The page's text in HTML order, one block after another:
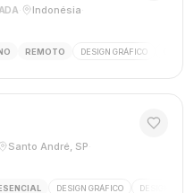
Indonésia
REMOTO DESIGN GRÁFICO
Santo André, SP
DESIGN GRÁFICO DESIGNER